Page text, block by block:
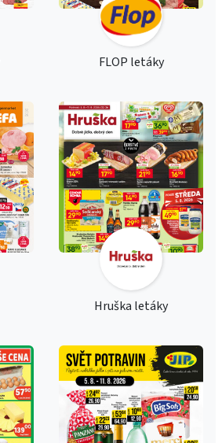
FLOP letáky
Hruška letáky